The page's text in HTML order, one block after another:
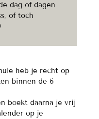
dag of dagen
of toch
heb je recht op
binnen de 6
boekt daarna je vrij
op je